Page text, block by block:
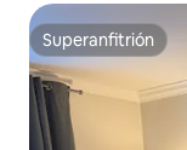
Superanfitrión
Superanfitrión